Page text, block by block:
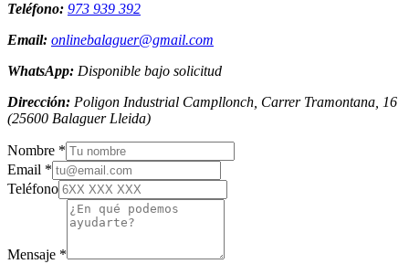
Teléfono: 973 939 392
Email: onlinebalaguer@gmail.com
WhatsApp: Disponible bajo solicitud
Dirección: Poligon Industrial Campllonch, Carrer Tramontana, 16
(25600 Balaguer Lleida)
Nombre *
Email *
Teléfono
Mensaje *